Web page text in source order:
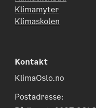
Klimamyter
Klimaskolen
Kontakt
KlimaOslo.no
Postadresse: